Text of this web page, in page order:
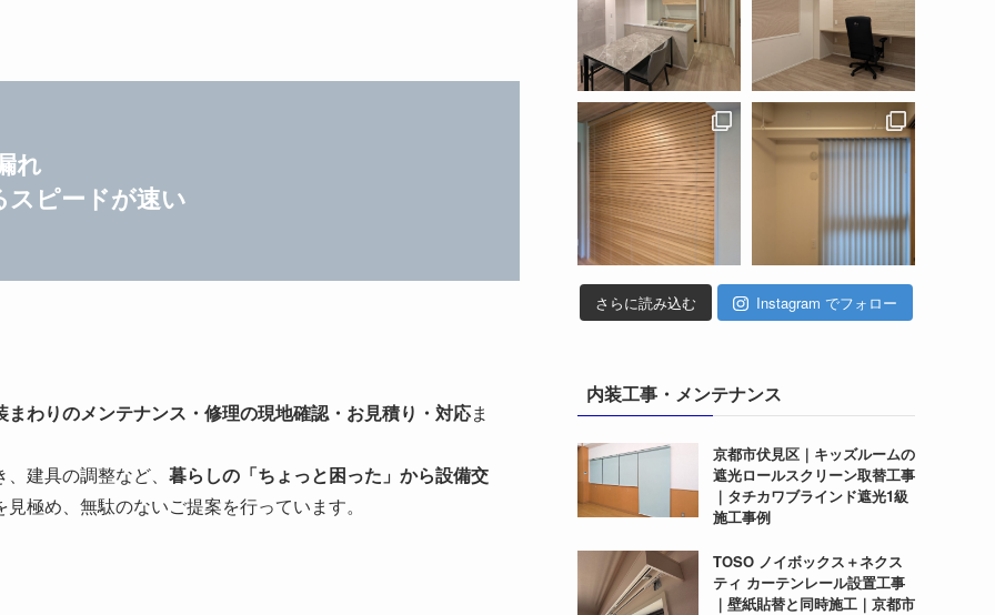
れ
スピードが速い
まわりのメンテナンス・修理の現地確認・お見積り・対応ま
建具の調整など、 暮らしの「ちょっと困った」から設備交
見極め、無駄のないご提案を行っています。
さらに読み込む Instagram でフォロー
内装工事・メンテナンス
京都市伏見区｜キッズルームの
遮光ロールスクリーン取替工事
｜タチカワブラインド遮光1級
施工事例
TOSO ノイボックス＋ネクス
ティ カーテンレール設置工事
｜壁紙貼替と同時施工｜京都市